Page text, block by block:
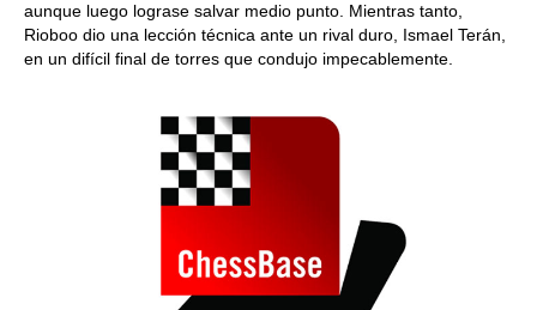
aunque luego lograse salvar medio punto. Mientras tanto,
Rioboo dio una lección técnica ante un rival duro, Ismael Terán,
en un difícil final de torres que condujo impecablemente.